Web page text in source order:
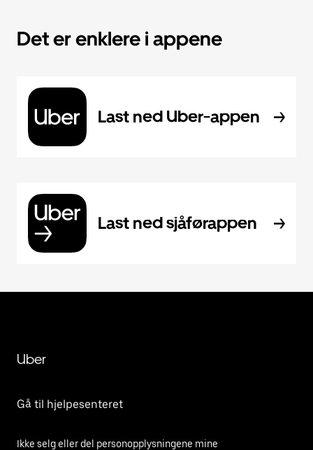
Det er enklere i appene
Last ned Uber-appen
Last ned sjåførappen
Uber
Gå til hjelpesenteret
Ikke selg eller del personopplysningene mine